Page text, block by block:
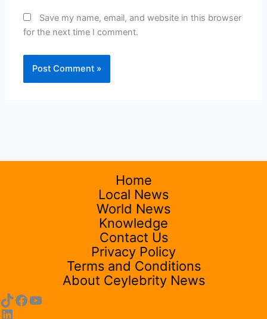
Save my name, email, and website in this browser
for the next time I comment.
Home
Local News
World News
Knowledge
Contact Us
Privacy Policy
Terms and Conditions
About Ceylebrity News